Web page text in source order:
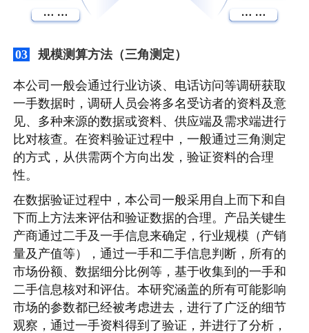
03 规模测算方法（三角测定）
本公司一般会通过行业访谈、电话访问等调研获取
一手数据时，调研人员会将多名受访者的资料及意
见、多种来源的数据或资料、供应端及需求端进行
比对核查。在资料验证过程中，一般通过三角测定
的方式，从供需两个方向出发，验证资料的合理
性。
在数据验证过程中，本公司一般采用自上而下和自
下而上方法来评估和验证数据的合理。产品关键生
产商通过二手及一手信息来确定，行业规模（产销
量及产值等），通过一手和二手信息判断，所有的
市场份额、数据细分比例等，基于收集到的一手和
二手信息核对和评估。本研究涵盖的所有可能影响
市场的参数都已经被考虑进去，进行了广泛的细节
观察，通过一手资料得到了验证，并进行了分析，